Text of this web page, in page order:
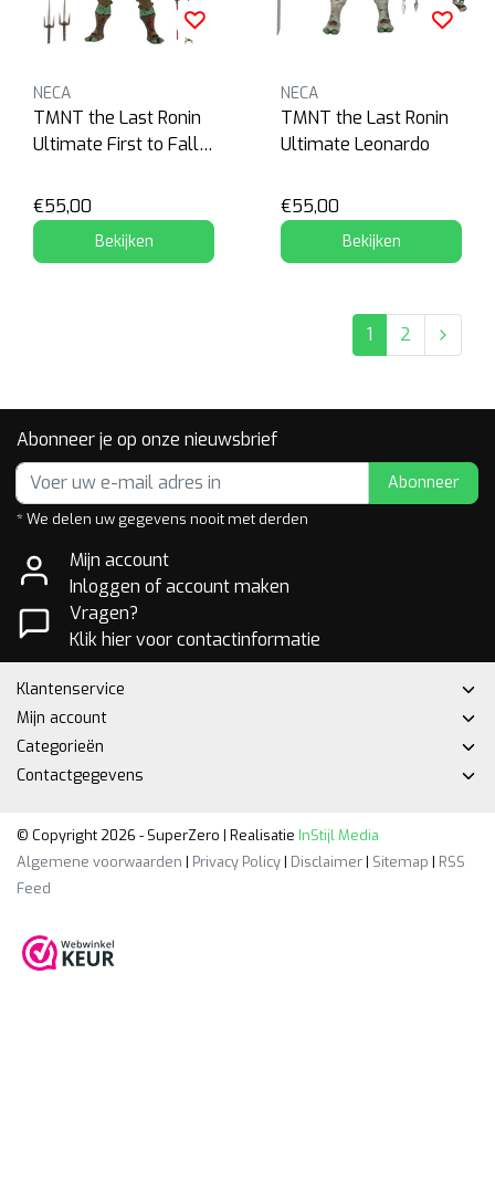
NECA
TMNT the Last Ronin
Ultimate First to Fall
€55,00
Bekijken
NECA
TMNT the Last Ronin
Ultimate Leonardo
€55,00
Bekijken
1 2
Abonneer je op onze nieuwsbrief
Abonneer
* We delen uw gegevens nooit met derden
Mijn account
Inloggen of account maken
Vragen?
Klik hier voor contactinformatie
Klantenservice
Mijn account
Categorieën
Contactgegevens
© Copyright 2026 - SuperZero | Realisatie InStijl Media
Algemene voorwaarden | Privacy Policy| Disclaimer| Sitemap | RSS
Feed